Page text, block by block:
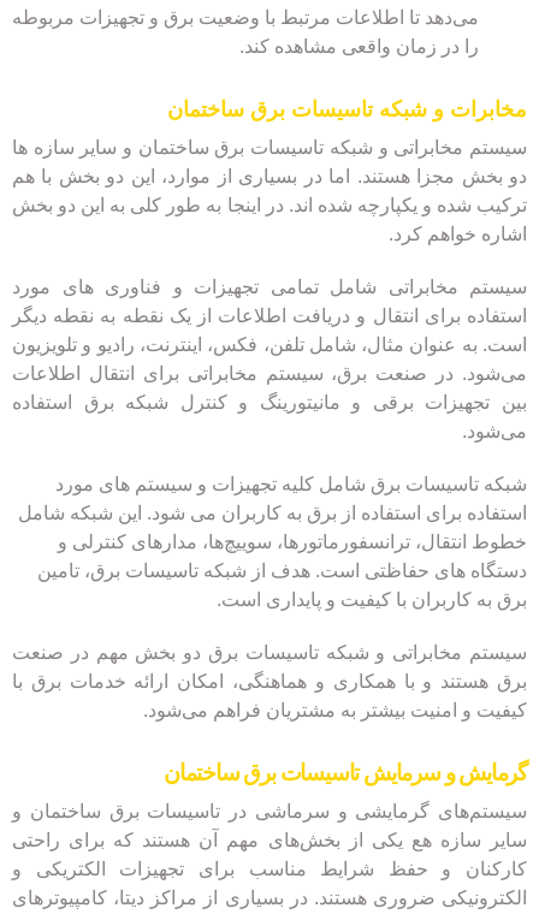
می‌دهد تا اطلاعات مرتبط با وضعیت برق و تجهیزات مربوطه
را در زمان واقعی مشاهده کند.
مخابرات و شبکه تاسیسات برق ساختمان
سیستم مخابراتی و شبکه تاسیسات برق ساختمان و سایر سازه ها
دو بخش مجزا هستند. اما در بسیاری از موارد، این دو بخش با هم
ترکیب شده و یکپارچه شده اند. در اینجا به طور کلی به این دو بخش
اشاره خواهم کرد.
سیستم مخابراتی شامل تمامی تجهیزات و فناوری های مورد
استفاده برای انتقال و دریافت اطلاعات از یک نقطه به نقطه دیگر
است. به عنوان مثال، شامل تلفن، فکس، اینترنت، رادیو و تلویزیون
می‌شود. در صنعت برق، سیستم مخابراتی برای انتقال اطلاعات
بین تجهیزات برقی و مانیتورینگ و کنترل شبکه برق استفاده
می‌شود.
شبکه تاسیسات برق شامل کلیه تجهیزات و سیستم های مورد
استفاده برای استفاده از برق به کاربران می شود. این شبکه شامل
خطوط انتقال، ترانسفورماتورها، سوییچ‌ها، مدارهای کنترلی و
دستگاه های حفاظتی است. هدف از شبکه تاسیسات برق، تامین
برق به کاربران با کیفیت و پایداری است.
سیستم مخابراتی و شبکه تاسیسات برق دو بخش مهم در صنعت
برق هستند و با همکاری و هماهنگی، امکان ارائه خدمات برق با
کیفیت و امنیت بیشتر به مشتریان فراهم می‌شود.
گرمایش و سرمایش تاسیسات برق ساختمان
سیستم‌های گرمایشی و سرماشی در تاسیسات برق ساختمان و
سایر سازه هع یکی از بخش‌های مهم آن هستند که برای راحتی
کارکنان و حفظ شرایط مناسب برای تجهیزات الکتریکی و
الکترونیکی ضروری هستند. در بسیاری از مراکز دیتا، کامپیوترهای